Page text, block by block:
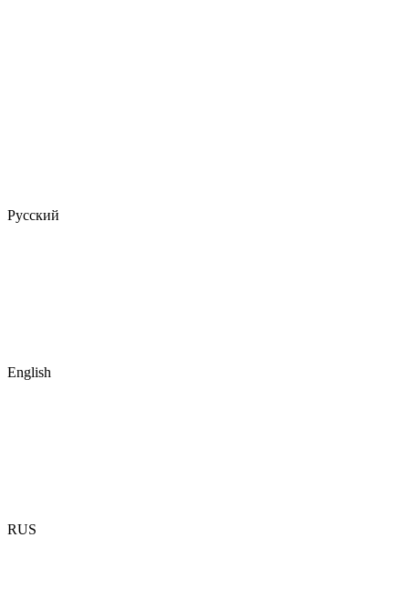
Русский
English
RUS